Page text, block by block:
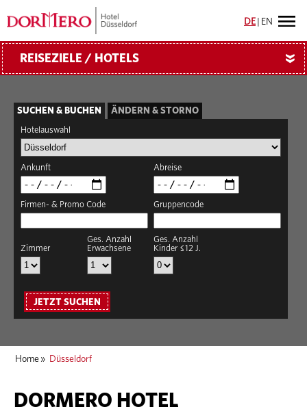
DE EN
REISEZIELE / HOTELS »
SUCHEN & BUCHEN ÄNDERN & STORNO
Hotelauswahl
Ankunft Abreise
Firmen- & Promo Code Gruppencode
Zimmer
Ges. Anzahl
Erwachsene
Ges. Anzahl
Kinder ≤12 J.
JETZT SUCHEN
Home » Düsseldorf
DORMERO HOTEL